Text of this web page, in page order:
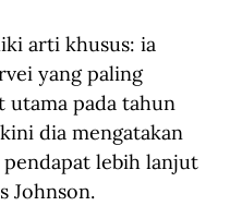
arti khusus: ia
yang paling
utama pada tahun
dia mengatakan
pendapat lebih lanjut
Johnson.